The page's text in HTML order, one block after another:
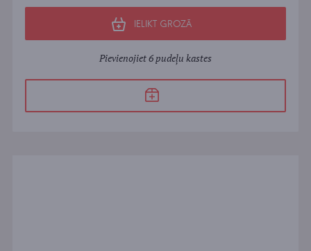
IELIKT GROZĀ
Pievienojiet 6 pudeļu kastes